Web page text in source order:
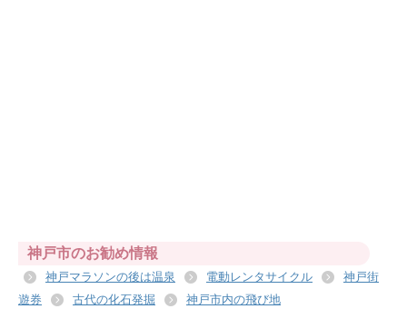
神戸市のお勧め情報
神戸マラソンの後は温泉 電動レンタサイクル
神戸街
遊券
古代の化石発掘 神戸市内の飛び地